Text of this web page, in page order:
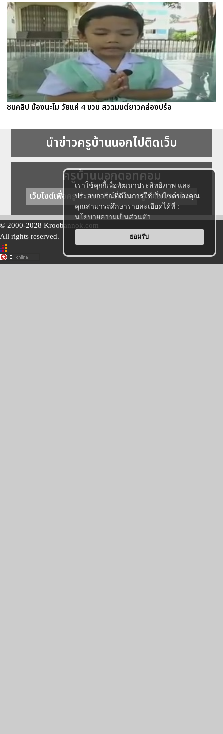
เราใช้คุกกี้เพื่อพัฒนาประสิทธิภาพ และ
ประสบการณ์ที่ดีในการใช้เว็บไซต์ของคุณ
คุณสามารถศึกษารายละเอียดได้ที่ :
นโยบายความเป็นส่วนตัว
ยอมรับ
ชมคลิป น้องนะโม วัยแค่ 4 ขวบ สวดมนต์ยาวคล่องปร๋อ
นำข่าวครูบ้านนอกไปติดเว็บ
ครูบ้านนอกดอทคอม
เว็บไซต์เพื่อครู ข่าวการศึกษา ความรู้ การศึกษาไทย
© 2000-2028 Kroobannok.com
All rights reserved.